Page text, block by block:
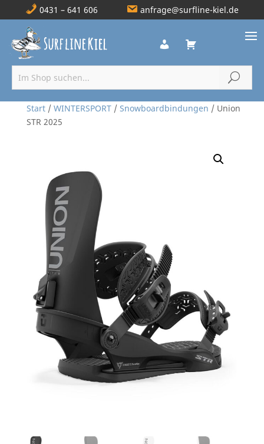
0431 – 641 606 anfrage@surfline-kiel.de
Start/ WINTERSPORT/ Snowboardbindungen / Union
STR 2025